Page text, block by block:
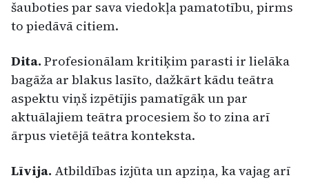
šauboties par sava viedokļa pamatotību, pirms
to piedāvā citiem.
Dita. Profesionālam kritiķim parasti ir lielāka
bagāža ar blakus lasīto, dažkārt kādu teātra
aspektu viņš izpētījis pamatīgāk un par
aktuālajiem teātra procesiem šo to zina arī
ārpus vietējā teātra konteksta.
Līvija. Atbildības izjūta un apziņa, ka vajag arī